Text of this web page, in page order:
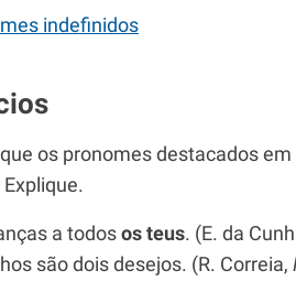
indefinidos
os pronomes destacados
a todos os teus. (E. da
são dois desejos. (R. Correia,